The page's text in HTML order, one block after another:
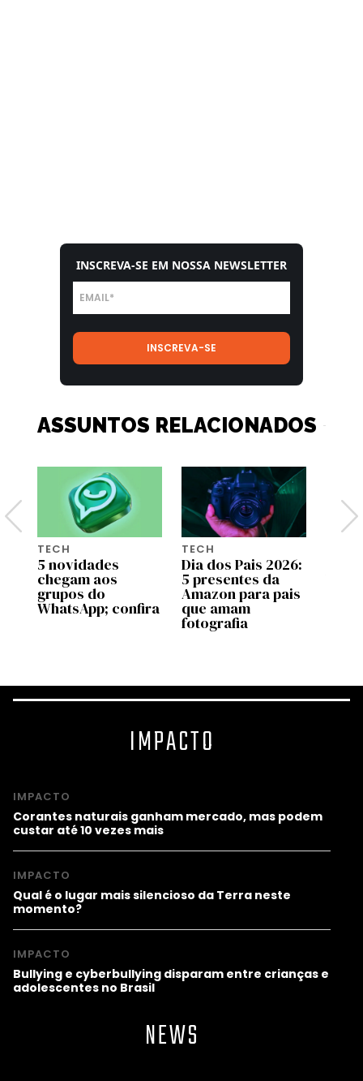
INSCREVA-SE EM NOSSA NEWSLETTER
ASSUNTOS RELACIONADOS
TECH
5 novidades
chegam aos
grupos do
WhatsApp; confira
TECH
Dia dos Pais 2026:
5 presentes da
Amazon para pais
que amam
fotografia
IMPACTO
IMPACTO
Corantes naturais ganham mercado, mas podem
custar até 10 vezes mais
IMPACTO
Qual é o lugar mais silencioso da Terra neste
momento?
IMPACTO
Bullying e cyberbullying disparam entre crianças e
adolescentes no Brasil
NEWS